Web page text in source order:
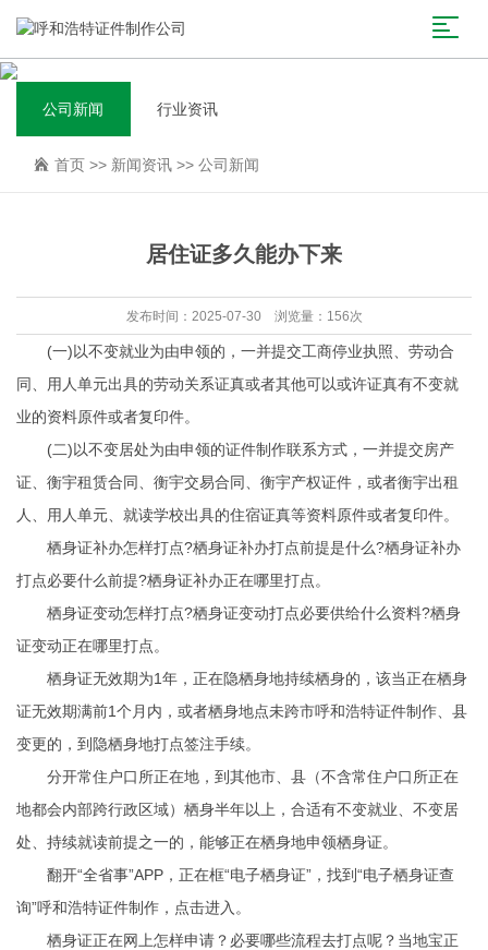
公司新闻 行业资讯
首页 >> 新闻资讯 >> 公司新闻
居住证多久能办下来
发布时间：2025-07-30 浏览量：156次
(一)以不变就业为由申领的，一并提交工商停业执照、劳动合
同、用人单元出具的劳动关系证真或者其他可以或许证真有不变就
业的资料原件或者复印件。
(二)以不变居处为由申领的证件制作联系方式 ，一并提交房产
证、衡宇租赁合同、衡宇交易合同、衡宇产权证件，或者衡宇出租
人、用人单元、就读学校出具的住宿证真等资料原件或者复印件。
栖身证补办怎样打点?栖身证补办打点前提是什么?栖身证补办
打点必要什么前提?栖身证补办正在哪里打点。
栖身证变动怎样打点?栖身证变动打点必要供给什么资料?栖身
证变动正在哪里打点。
栖身证无效期为1年，正在隐栖身地持续栖身的，该当正在栖身
证无效期满前1个月内，或者栖身地点未跨市呼和浩特证件制作、县
变更的，到隐栖身地打点签注手续。
分开常住户口所正在地，到其他市、县（不含常住户口所正在
地都会内部跨行政区域）栖身半年以上，合适有不变就业、不变居
处、持续就读前提之一的，能够正在栖身地申领栖身证。
翻开“全省事”APP，正在框“电子栖身证”，找到“电子栖身证查
询”呼和浩特证件制作，点击进入。
栖身证正在网上怎样申请？必要哪些流程去打点呢？当地宝正